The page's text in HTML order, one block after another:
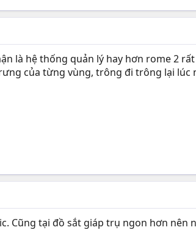
là hệ thống quản lý hay hơn rome 2
của từng vùng, trông đi trông lại lúc
Cũng tại đồ sắt giáp trụ ngon hơn